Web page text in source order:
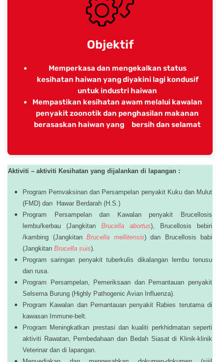
Objektif
Memperkasa dan mengekalkan status
kesihatan haiwan yang diyakini lagi kondusif
untuk industri haiwan
Mempastikan kesihatan awam melalui kawalan
penyakit zoonotik dan penghasilan makanan
berasaskan haiwan yang bersih dan selamat
Aktiviti – aktiviti Kesihatan yang dijalankan di lapangan :
Program Pemvaksinan dan Persampelan penyakit Kuku dan Mulut
(FMD) dan Hawar Berdarah (H.S.)
Program Persampelan dan Kawalan penyakit Brucellosis
lembu/kerbau (Jangkitan Brucella abortus), Brucellosis bebiri
/kambing (Jangkitan Brucella mellitensis) dan Brucellosis babi
(Jangkitan Brucella suis).
Program saringan penyakit tuberkulis dikalangan lembu tenusu
dan rusa.
Program Persampelan, Pemeriksaan dan Pemantauan penyakit
Selsema Burung (Highly Pathogenic Avian Influenza).
Program Kawalan dan Pemantauan penyakit Rabies terutama di
kawasan Immune-belt.
Program Meningkatkan prestasi dan kualiti perkhidmatan seperti
aktiviti Rawatan, Pembedahaan dan Bedah Siasat di Klinik-klinik
Veterinar dan di lapangan.